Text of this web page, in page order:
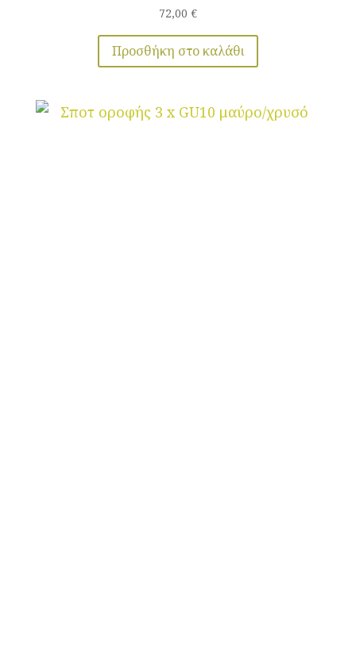
72,00 €
Προσθήκη στο καλάθι